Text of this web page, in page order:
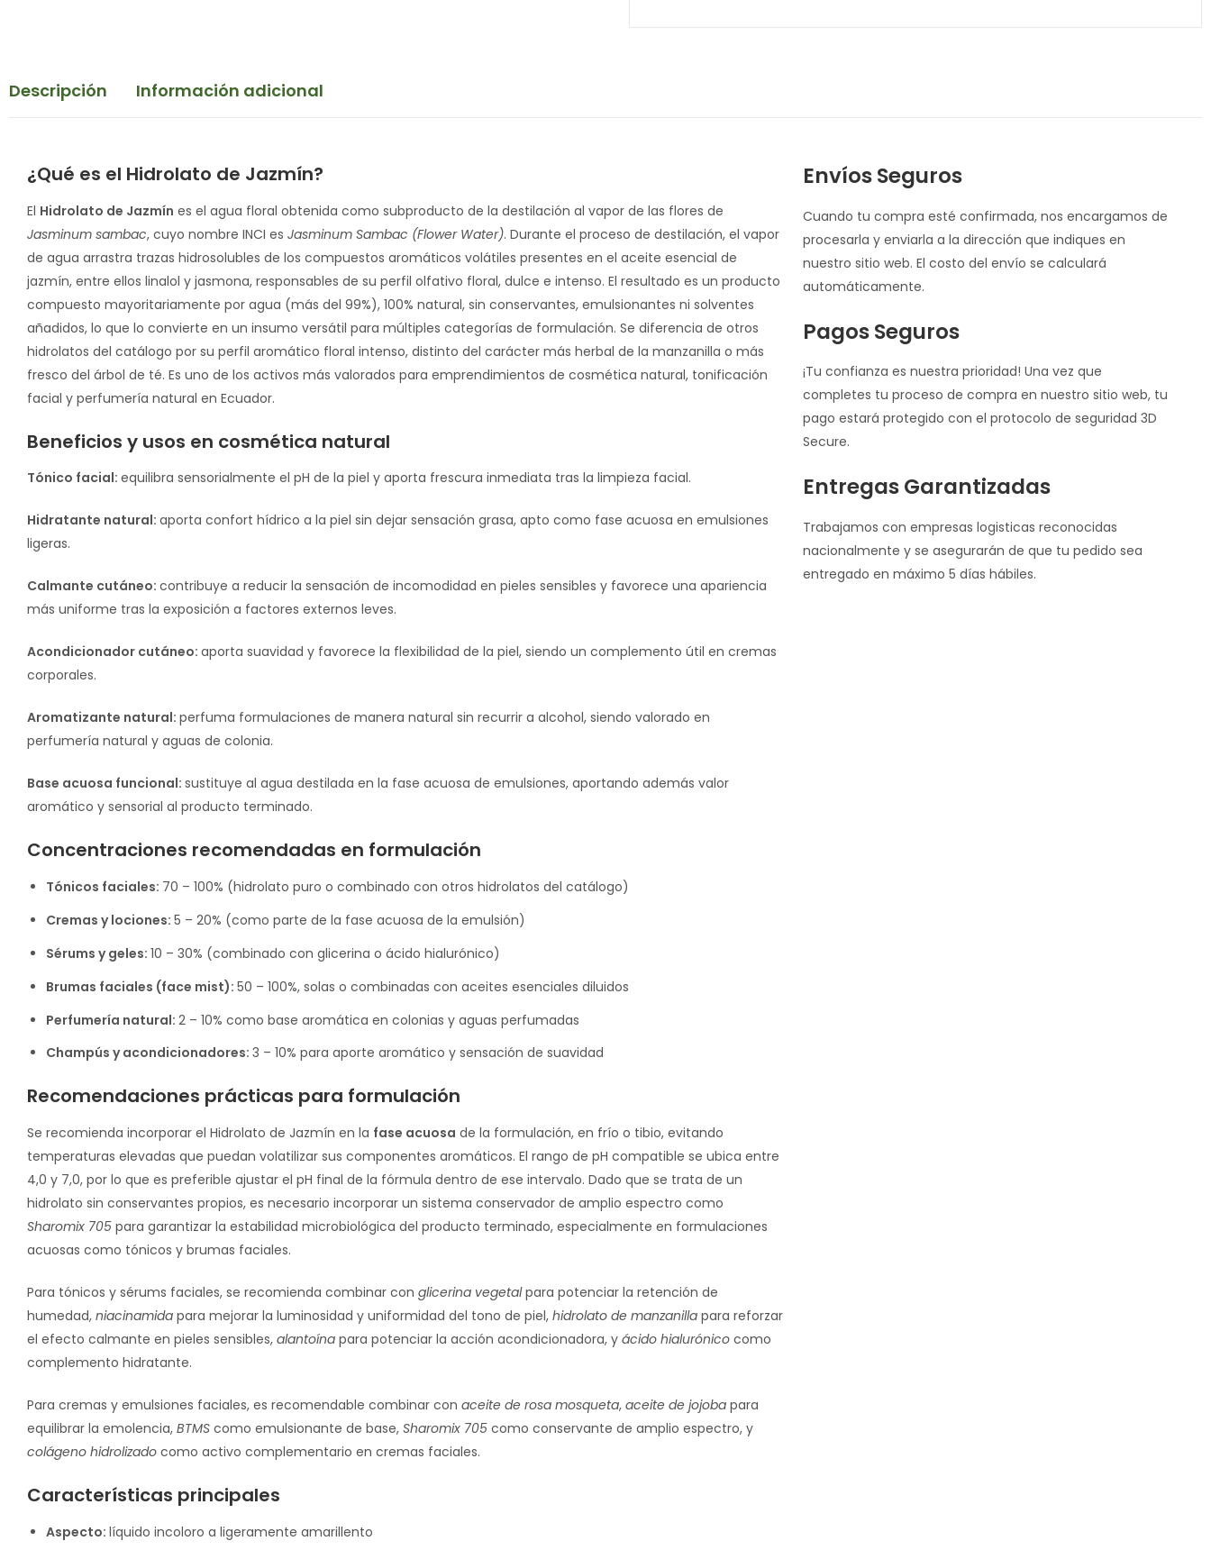
Descripción Información adicional
¿Qué es el Hidrolato de Jazmín?
El Hidrolato de Jazmín es el agua floral obtenida como subproducto de la destilación al vapor de las flores de
Jasminum sambac, cuyo nombre INCI es Jasminum Sambac (Flower Water). Durante el proceso de destilación, el vapor
de agua arrastra trazas hidrosolubles de los compuestos aromáticos volátiles presentes en el aceite esencial de
jazmín, entre ellos linalol y jasmona, responsables de su perfil olfativo floral, dulce e intenso. El resultado es un producto
compuesto mayoritariamente por agua (más del 99%), 100% natural, sin conservantes, emulsionantes ni solventes
añadidos, lo que lo convierte en un insumo versátil para múltiples categorías de formulación. Se diferencia de otros
hidrolatos del catálogo por su perfil aromático floral intenso, distinto del carácter más herbal de la manzanilla o más
fresco del árbol de té. Es uno de los activos más valorados para emprendimientos de cosmética natural, tonificación
facial y perfumería natural en Ecuador.
Beneficios y usos en cosmética natural
Tónico facial: equilibra sensorialmente el pH de la piel y aporta frescura inmediata tras la limpieza facial.
Hidratante natural: aporta confort hídrico a la piel sin dejar sensación grasa, apto como fase acuosa en emulsiones
ligeras.
Calmante cutáneo: contribuye a reducir la sensación de incomodidad en pieles sensibles y favorece una apariencia
más uniforme tras la exposición a factores externos leves.
Acondicionador cutáneo: aporta suavidad y favorece la flexibilidad de la piel, siendo un complemento útil en cremas
corporales.
Aromatizante natural: perfuma formulaciones de manera natural sin recurrir a alcohol, siendo valorado en
perfumería natural y aguas de colonia.
Base acuosa funcional: sustituye al agua destilada en la fase acuosa de emulsiones, aportando además valor
aromático y sensorial al producto terminado.
Concentraciones recomendadas en formulación
Tónicos faciales: 70 – 100% (hidrolato puro o combinado con otros hidrolatos del catálogo)
Cremas y lociones: 5 – 20% (como parte de la fase acuosa de la emulsión)
Sérums y geles: 10 – 30% (combinado con glicerina o ácido hialurónico)
Brumas faciales (face mist): 50 – 100%, solas o combinadas con aceites esenciales diluidos
Perfumería natural: 2 – 10% como base aromática en colonias y aguas perfumadas
Champús y acondicionadores: 3 – 10% para aporte aromático y sensación de suavidad
Recomendaciones prácticas para formulación
Se recomienda incorporar el Hidrolato de Jazmín en la fase acuosa de la formulación, en frío o tibio, evitando
temperaturas elevadas que puedan volatilizar sus componentes aromáticos. El rango de pH compatible se ubica entre
4,0 y 7,0, por lo que es preferible ajustar el pH final de la fórmula dentro de ese intervalo. Dado que se trata de un
hidrolato sin conservantes propios, es necesario incorporar un sistema conservador de amplio espectro como
Sharomix 705 para garantizar la estabilidad microbiológica del producto terminado, especialmente en formulaciones
acuosas como tónicos y brumas faciales.
Para tónicos y sérums faciales, se recomienda combinar con glicerina vegetalpara potenciar la retención de
humedad, niacinamida para mejorar la luminosidad y uniformidad del tono de piel, hidrolato de manzanilla para reforzar
el efecto calmante en pieles sensibles, alantoína para potenciar la acción acondicionadora, y ácido hialurónico como
complemento hidratante.
Para cremas y emulsiones faciales, es recomendable combinar con aceite de rosa mosqueta, aceite de jojoba para
equilibrar la emolencia, BTMS como emulsionante de base, Sharomix 705 como conservante de amplio espectro, y
colágeno hidrolizado como activo complementario en cremas faciales.
Características principales
Aspecto: líquido incoloro a ligeramente amarillento
Envíos Seguros
Cuando tu compra esté confirmada, nos encargamos de
procesarla y enviarla a la dirección que indiques en
nuestro sitio web. El costo del envío se calculará
automáticamente.
Pagos Seguros
¡Tu confianza es nuestra prioridad! Una vez que
completes tu proceso de compra en nuestro sitio web, tu
pago estará protegido con el protocolo de seguridad 3D
Secure.
Entregas Garantizadas
Trabajamos con empresas logisticas reconocidas
nacionalmente y se asegurarán de que tu pedido sea
entregado en máximo 5 días hábiles.